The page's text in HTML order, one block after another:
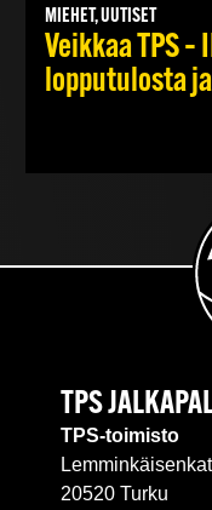
MIEHET, UUTISET
Veikkaa TPS
lopputulosta
TPS
TPS-toimisto
20520 Turku